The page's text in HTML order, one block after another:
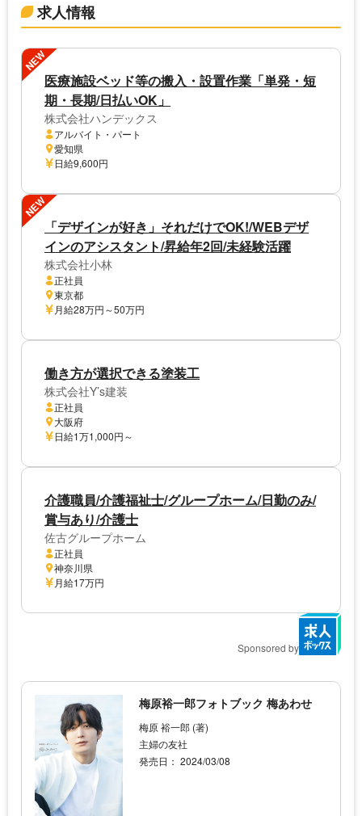
求人情報
NEW
医療施設ベッド等の搬入・設置作業「単発・短
期・長期/日払いOK」
株式会社ハンデックス
アルバイト・パート
愛知県
日給9,600円
NEW
「デザインが好き」それだけでOK!/WEBデザ
インのアシスタント/昇給年2回/未経験活躍
株式会社小林
正社員
東京都
月給28万円～50万円
働き方が選択できる塗装工
株式会社Y’s建装
正社員
大阪府
日給1万1,000円～
介護職員/介護福祉士/グループホーム/日勤のみ/
賞与あり/介護士
佐古グループホーム
正社員
神奈川県
月給17万円
Sponsored by
梅原裕一郎フォトブック 梅あわせ
梅原 裕一郎 (著)
主婦の友社
発売日： 2024/03/08